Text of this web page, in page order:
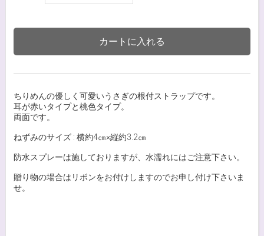
カートに入れる
ちりめんの優しく可愛いうさぎの根付ストラップです。
耳が赤いタイプと桃色タイプ。
両面です。
ねずみのサイズ : 横約4㎝×縦約3.2㎝
防水スプレーは施しておりますが、水濡れにはご注意下さい。
贈り物の場合はリボンをお付けしますのでお申し付け下さいま
せ。